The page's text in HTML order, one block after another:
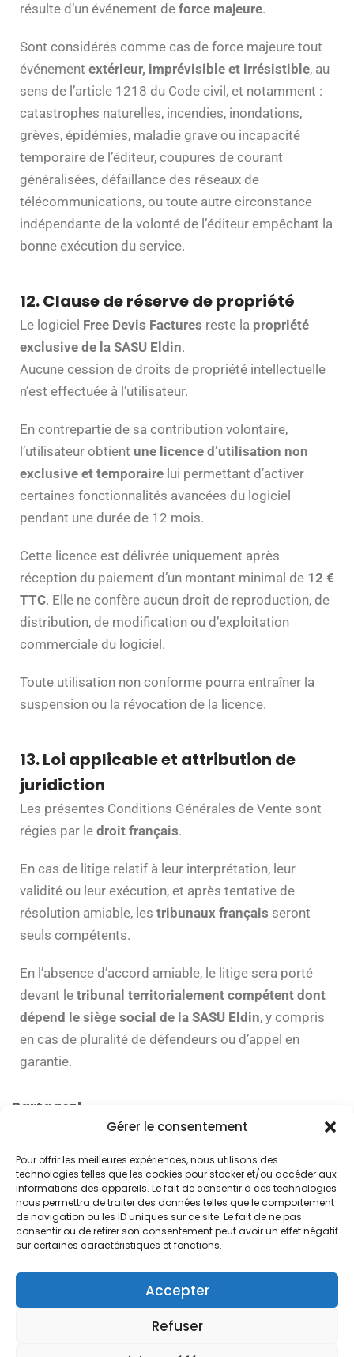
Gérer le consentement
Pour offrir les meilleures expériences, nous utilisons des
technologies telles que les cookies pour stocker et/ou accéder aux
informations des appareils. Le fait de consentir à ces technologies
nous permettra de traiter des données telles que le comportement
de navigation ou les ID uniques sur ce site. Le fait de ne pas
consentir ou de retirer son consentement peut avoir un effet négatif
sur certaines caractéristiques et fonctions.
Accepter
Refuser
résulte d’un événement de force majeure.
Sont considérés comme cas de force majeure tout
événement extérieur, imprévisible et irrésistible, au
sens de l’article 1218 du Code civil, et notamment :
catastrophes naturelles, incendies, inondations,
grèves, épidémies, maladie grave ou incapacité
temporaire de l’éditeur, coupures de courant
généralisées, défaillance des réseaux de
télécommunications, ou toute autre circonstance
indépendante de la volonté de l’éditeur empêchant la
bonne exécution du service.
12. Clause de réserve de propriété
Le logiciel Free Devis Factures reste la propriété
exclusive de la SASU Eldin.
Aucune cession de droits de propriété intellectuelle
n’est effectuée à l’utilisateur.
En contrepartie de sa contribution volontaire,
l’utilisateur obtient une licence d’utilisation non
exclusive et temporaire lui permettant d’activer
certaines fonctionnalités avancées du logiciel
pendant une durée de 12 mois.
Cette licence est délivrée uniquement après
réception du paiement d’un montant minimal de 12 €
TTC. Elle ne confère aucun droit de reproduction, de
distribution, de modification ou d’exploitation
commerciale du logiciel.
Toute utilisation non conforme pourra entraîner la
suspension ou la révocation de la licence.
13. Loi applicable et attribution de
juridiction
Les présentes Conditions Générales de Vente sont
régies par le droit français.
En cas de litige relatif à leur interprétation, leur
validité ou leur exécution, et après tentative de
résolution amiable, les tribunaux français seront
seuls compétents.
En l’absence d’accord amiable, le litige sera porté
devant le tribunal territorialement compétent dont
dépend le siège social de la SASU Eldin, y compris
en cas de pluralité de défendeurs ou d’appel en
garantie.
Partagez!
© 2024. Free Devis Factures
Forum de la communauté
Conditions générales de vente
Conditions générales d’utilisation
Mentions légales